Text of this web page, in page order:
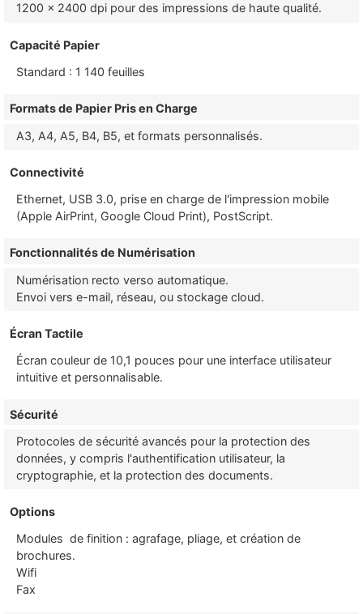
1200 x 2400 dpi pour des impressions de haute qualité.
Capacité Papier
Standard : 1 140 feuilles
Formats de Papier Pris en Charge
A3, A4, A5, B4, B5, et formats personnalisés.
Connectivité
Ethernet, USB 3.0, prise en charge de l'impression mobile
(Apple AirPrint, Google Cloud Print), PostScript.
Fonctionnalités de Numérisation
Numérisation recto verso automatique.
Envoi vers e-mail, réseau, ou stockage cloud.
Écran Tactile
Écran couleur de 10,1 pouces pour une interface utilisateur
intuitive et personnalisable.
Sécurité
Protocoles de sécurité avancés pour la protection des
données, y compris l'authentification utilisateur, la
cryptographie, et la protection des documents.
Options
Modules de finition : agrafage, pliage, et création de
brochures.
Wifi
Fax